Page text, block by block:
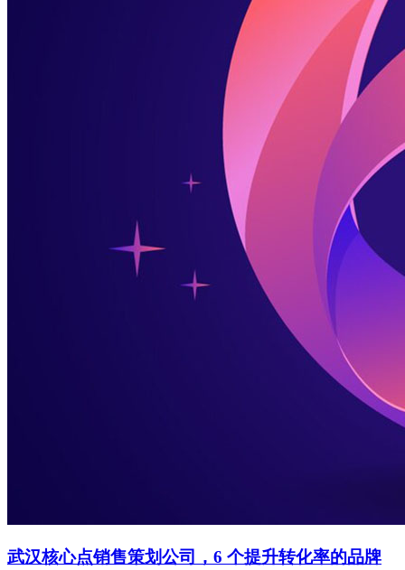
武汉核心点销售策划公司，6 个提升转化率的品牌